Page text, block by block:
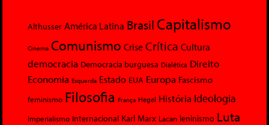
Althusser América Latina Brasil Capitalismo
Cinema Comunismo Crise Crítica Cultura
democracia Democracia burguesa Dialética Direito
Economia Esquerda Estado EUA Europa Fascismo
feminismo Filosofia França Hegel História Ideologia
Imperialismo Internacional Karl Marx Lacan leninismo Luta